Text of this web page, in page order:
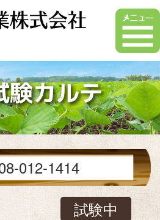
012-1414
試験中